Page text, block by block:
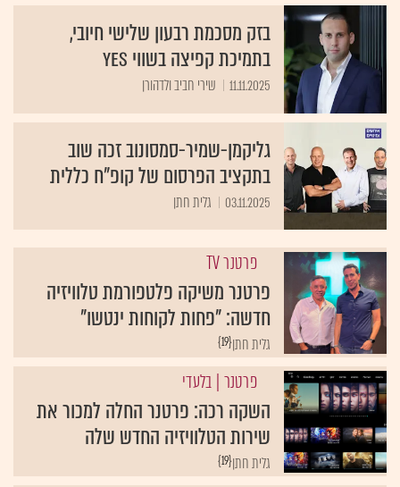
בזק מסכמת רבעון שלישי חיובי,
בתמיכת קפיצה בשווי yes
11.11.2025 שירי חביב ולדהורן
גליקמן-שמיר-סמסונוב זכה שוב
בתקציב הפרסום של קופ"ח כללית
03.11.2025 גלית חתן
פרטנר TV
פרטנר משיקה פלטפורמת טלוויזיה
חדשה: "פחות לקוחות ינטשו"
{19}גלית חתן
פרטנר | בלעדי
השקה רכה: פרטנר החלה למכור את
שירות הטלוויזיה החדש שלה
{19}גלית חתן